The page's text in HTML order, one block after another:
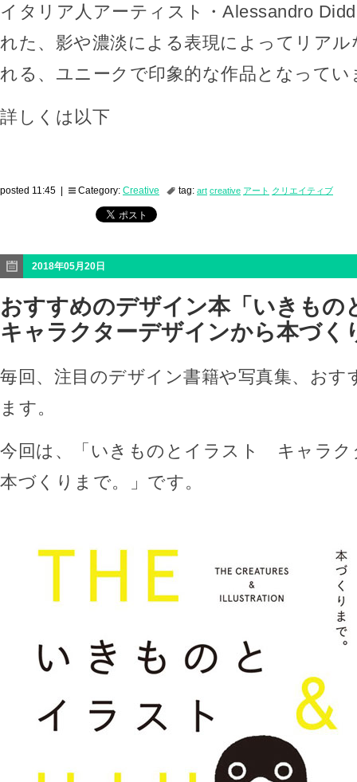
イタリア人アーティスト・Alessandro
れた、影や濃淡による表現によってリア
れる、ユニークで印象的な作品となってい
詳しくは以下
posted 11:45 | Category: Creative tag: art creative アート クリエイティブ
2018年05月20日
おすすめのデザイン本「いきも
キャラクターデザインから本づく
毎回、注目のデザイン書籍や写真集、おす
ます。
今回は、「いきものとイラスト キャラク
本づくりまで。」です。